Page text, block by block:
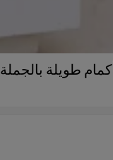
طويلة بالجملة